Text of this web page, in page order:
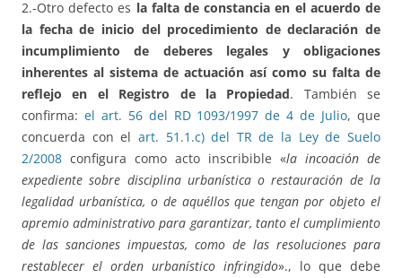
2.-Otro defecto es la falta de constancia en el acuerdo de
la fecha de inicio del procedimiento de declaración de
incumplimiento de deberes legales y obligaciones
inherentes al sistema de actuación así como su falta de
reflejo en el Registro de la Propiedad. También se
confirma: el art. 56 del RD 1093/1997 de 4 de Julio, que
concuerda con el art. 51.1.c) del TR de la Ley de Suelo
2/2008 configura como acto inscribible «la incoación de
expediente sobre disciplina urbanística o restauración de la
legalidad urbanística, o de aquéllos que tengan por objeto el
apremio administrativo para garantizar, tanto el cumplimiento
de las sanciones impuestas, como de las resoluciones para
restablecer el orden urbanístico infringido»., lo que debe